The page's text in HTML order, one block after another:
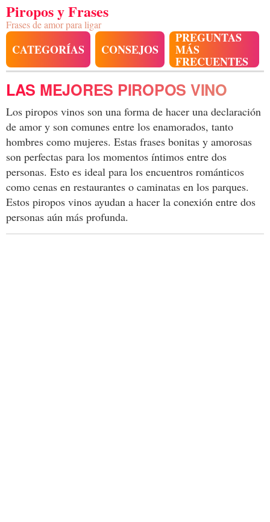
Piropos y Frases
Frases de amor para ligar
CATEGORÍAS CONSEJOS
PREGUNTAS
MÁS
FRECUENTES
LAS MEJORES PIROPOS VINO
Los piropos vinos son una forma de hacer una declaración
de amor y son comunes entre los enamorados, tanto
hombres como mujeres. Estas frases bonitas y amorosas
son perfectas para los momentos íntimos entre dos
personas. Esto es ideal para los encuentros románticos
como cenas en restaurantes o caminatas en los parques.
Estos piropos vinos ayudan a hacer la conexión entre dos
personas aún más profunda.